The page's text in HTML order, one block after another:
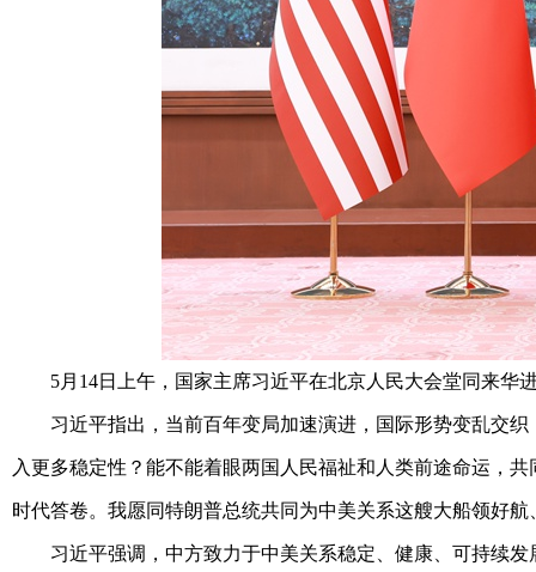
5月14日上午，国家主席习近平在北京人民大会堂同来华
习近平指出，当前百年变局加速演进，国际形势变乱交织
入更多稳定性？能不能着眼两国人民福祉和人类前途命运，
时代答卷。我愿同特朗普总统共同为中美关系这艘大船领好
习近平强调，中方致力于中美关系稳定、健康、可持续发